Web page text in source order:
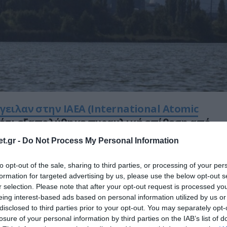
- Do Not Process My Personal Information
opt-out of the sale, sharing to third parties, or processing of your
for targeted advertising by us, please use the below opt-out
selection. Please note that after your opt-out request is processed
interest-based ads based on personal information utilized by us
to third parties prior to your opt-out. You may separately
of your personal information by third parties on the IAB’s list of
στην IAEA (International Atomic
εξαπολύθηκε πυραυλική επίθεση από
κατά του πυρηνικού εργοστασίου του
κατέρριψανόλους τους πυραύλους και ο
δεν κινδύνευσε.
στην ΙΑΕΑ εικόνες από τα θραύσματα των